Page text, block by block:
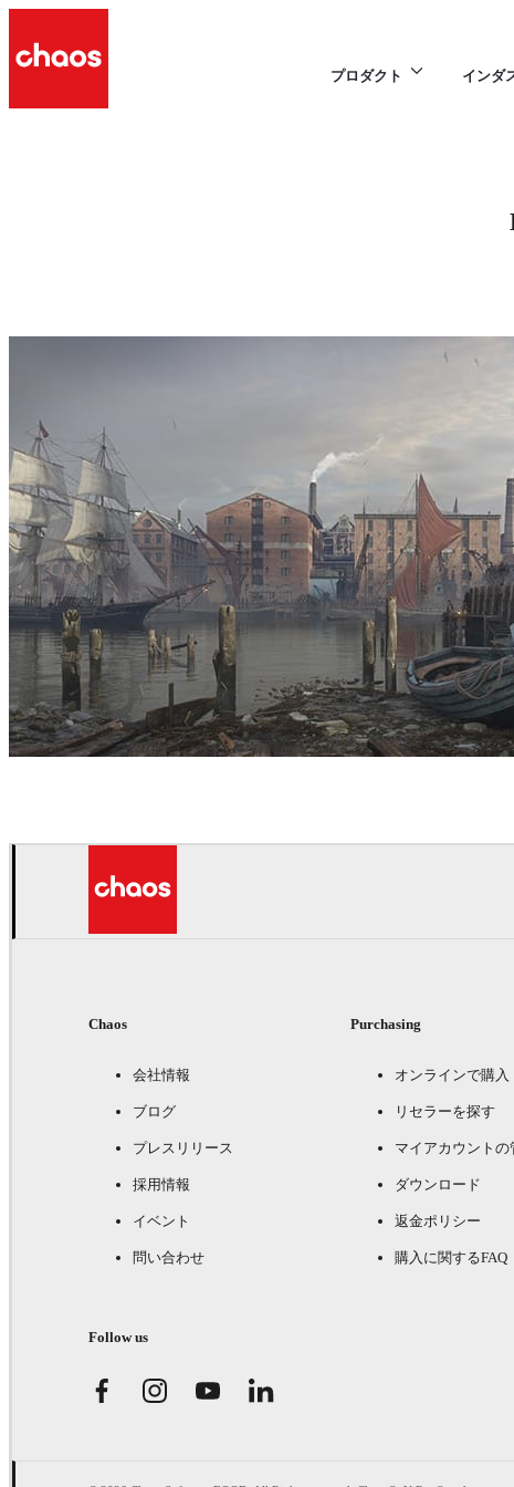
プロダクト インダ
Chaos
会社情報
ブログ
プレスリリース
採用情報
イベント
問い合わせ
Purchasing
オンラインで購入
リセラーを探す
マイアカウントの
ダウンロード
返金ポリシー
購入に関するFAQ
Follow us